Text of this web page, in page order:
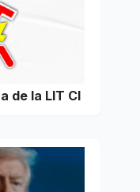
de la LIT CI